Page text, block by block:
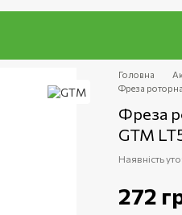
Головна
Фреза
Фреза
GTM
Наявність
272